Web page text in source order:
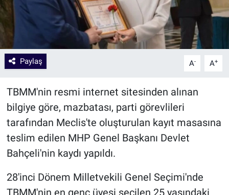
Paylaş A- A+
TBMM'nin resmi internet sitesinden alınan
bilgiye göre, mazbatası, parti görevlileri
tarafından Meclis'te oluşturulan kayıt masasına
teslim edilen MHP Genel Başkanı Devlet
Bahçeli'nin kaydı yapıldı.
28'inci Dönem Milletvekili Genel Seçimi'nde
TBMM'nin en genç üyesi seçilen 25 yaşındaki